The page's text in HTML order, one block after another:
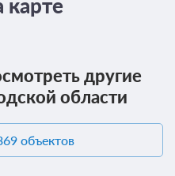
карте
другие
области
объектов